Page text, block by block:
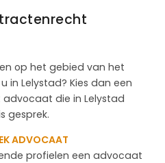
op het gebied van het
Lelystad? Kies dan een
die in Lelystad
gesprek.
ADVOCAAT
profielen een advocaat